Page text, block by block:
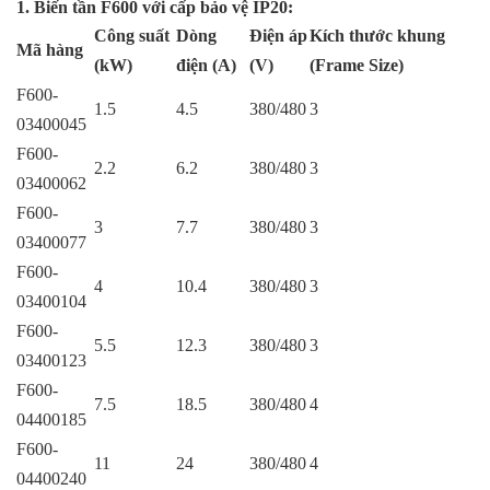
1. Biến tần F600 với cấp bảo vệ IP20:
Mã hàng
Công suất
(kW)
Dòng
điện (A)
Điện áp
(V)
Kích thước khung
(Frame Size)
F600-
03400045
1.5 4.5 380/4803
F600-
03400062
2.2 6.2 380/4803
F600-
03400077
3 7.7 380/4803
F600-
03400104
4 10.4 380/4803
F600-
03400123
5.5 12.3 380/4803
F600-
04400185
7.5 18.5 380/4804
F600-
04400240
11 24 380/4804